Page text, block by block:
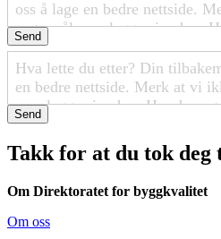
Send
Send
Takk for at du tok deg
Om Direktoratet for byggkvalitet
Om oss